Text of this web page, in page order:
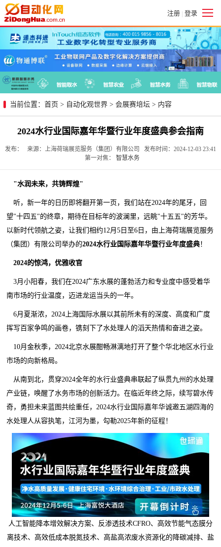
注册 | 登录
当前位置： 首页 > 自动化观世界 > 会展赛培坛 > 内容
2024水行业国际嘉年华暨行业年度盛典参会指南
发布： 来源：上海荷瑞展览服务（集团）有限公司 发布时间：2024-12-03 23:41
第一对焦： 智慧水务
"水润未来，共铸辉煌"
听，新一年的日历即将翻开第一页，我们站在2024年的尾牙，回
望"十四五"的终章，期待在目标年的波澜里，远眺"十五五"的芳华。
以新时代领航之姿，让我们相约12月5日至6日，由上海荷瑞展览服务
（集团）有限公司举办的2024水行业国际嘉年华暨行业年度盛典！
2024的惊鸿，优雅收官
3月小阳春，我们在2024广东水展的蓬勃活力和专业度中感受着华
南市场的行业温度，迈进龙运当头的一年。
6月夏渐浓，2024上海国际水展以其前所未有的深度、高度和广度
挥写百家争鸣的画卷，镌刻下了水处理人的滔天热情和奋进之姿。
10月金秋季，2024北京水展酣畅淋漓地打开了整个华北地区水行业
市场的向新格局。
从南到北，贯穿2024全年的水行业盛典串联起了纵贯九州的水处理
产业链，唤醒了水务市场的创新活力。在临近年终之际，续写碧水传
奇，勇担未来蓝图共绘重任，2024水行业国际嘉年华诚邀五湖四海的
水处理人从容执笔，江河为墨，勾勒2025年新的征程！
人工智能降本增效解决方案、反渗透技术CFRO、高效节能气态膜分
离技术、高效低成本脱氮技术、高盐高浓废水资源化的降碳减排、盐